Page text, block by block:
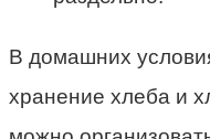
В домашних
хранение хлеба и